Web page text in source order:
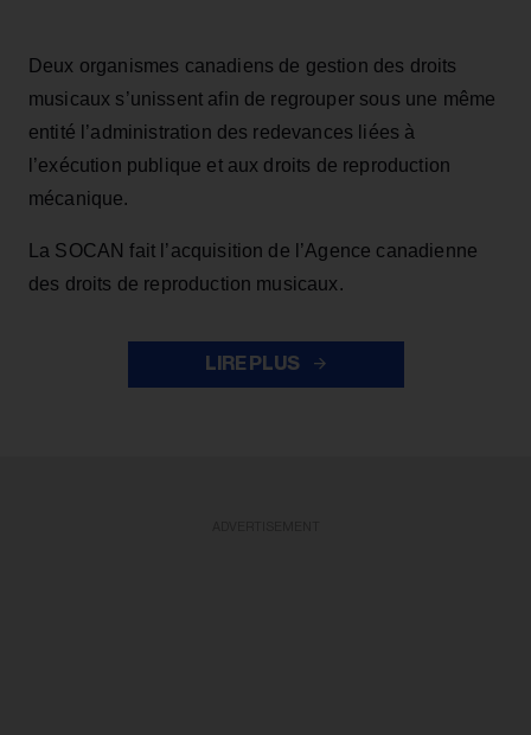
Deux organismes canadiens de gestion des droits
musicaux s’unissent afin de regrouper sous une même
entité l’administration des redevances liées à
l’exécution publique et aux droits de reproduction
mécanique.
La SOCAN fait l’acquisition de l’Agence canadienne
des droits de reproduction musicaux.
LIRE PLUS